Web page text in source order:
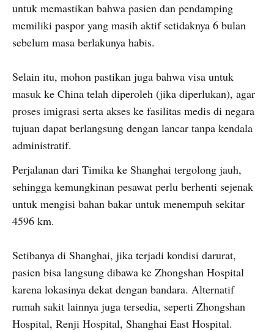
untuk memastikan bahwa pasien dan pendamping
memiliki paspor yang masih aktif setidaknya 6 bulan
sebelum masa berlakunya habis.
Selain itu, mohon pastikan juga bahwa visa untuk
masuk ke China telah diperoleh (jika diperlukan), agar
proses imigrasi serta akses ke fasilitas medis di negara
tujuan dapat berlangsung dengan lancar tanpa kendala
administratif.
Perjalanan dari Timika ke Shanghai tergolong jauh,
sehingga kemungkinan pesawat perlu berhenti sejenak
untuk mengisi bahan bakar untuk menempuh sekitar
4596 km.
Setibanya di Shanghai, jika terjadi kondisi darurat,
pasien bisa langsung dibawa ke Zhongshan Hospital
karena lokasinya dekat dengan bandara. Alternatif
rumah sakit lainnya juga tersedia, seperti Zhongshan
Hospital, Renji Hospital, Shanghai East Hospital.